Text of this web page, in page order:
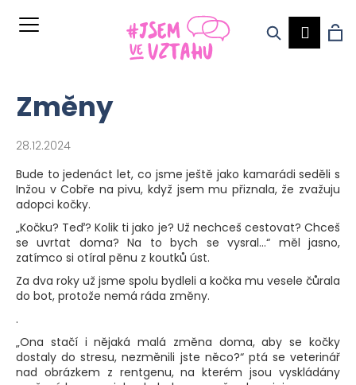
Hledat
Změny
28.12.2024
Bude to jedenáct let, co jsme ještě jako kamarádi seděli s
Inžou v Cobře na pivu, když jsem mu přiznala, že zvažuju
adopci kočky.
„Kočku? Teď? Kolik ti jako je? Už nechceš cestovat? Chceš
se uvrtat doma? Na to bych se vysral...“ měl jasno,
zatímco si otíral pěnu z koutků úst.
Za dva roky už jsme spolu bydleli a kočka mu vesele čůrala
do bot, protože nemá ráda změny.
.
„Ona stačí i nějaká malá změna doma, aby se kočky
dostaly do stresu, nezměnili jste něco?“ ptá se veterinář
nad obrázkem z rentgenu, na kterém jsou vyskládány
C
o
p
o
t
ř
e
b